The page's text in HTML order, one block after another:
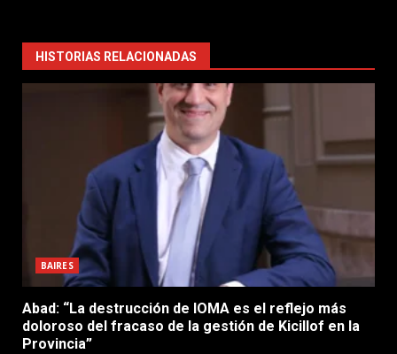
HISTORIAS RELACIONADAS
BAIRES
Abad: “La destrucción de IOMA es el reflejo más
doloroso del fracaso de la gestión de Kicillof en la
Provincia”